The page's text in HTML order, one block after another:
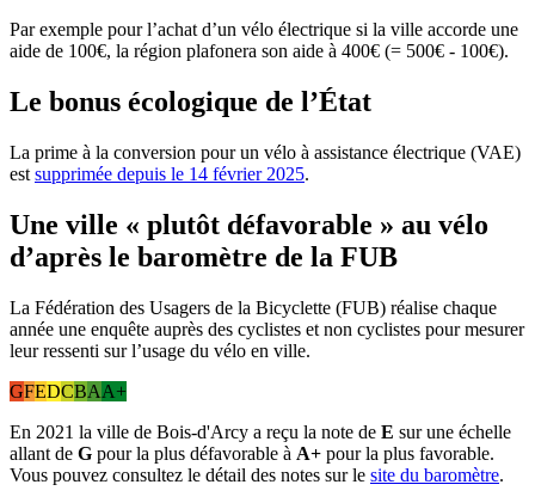
Par exemple pour l’achat d’un vélo électrique si la ville accorde une
aide de 100€, la région plafonera son aide à 400€ (= 500€ - 100€).
Le bonus écologique de l’État
La prime à la conversion pour un vélo à assistance électrique (VAE)
est supprimée depuis le 14 février 2025.
Une ville « plutôt défavorable » au vélo
d’après le baromètre de la FUB
La Fédération des Usagers de la Bicyclette (FUB) réalise chaque
année une enquête auprès des cyclistes et non cyclistes pour mesurer
leur ressenti sur l’usage du vélo en ville.
GFEDCBAA+
En 2021 la ville de Bois-d'Arcy a reçu la note de E sur une échelle
allant de G pour la plus défavorable à A+ pour la plus favorable.
Vous pouvez consultez le détail des notes sur le site du baromètre.